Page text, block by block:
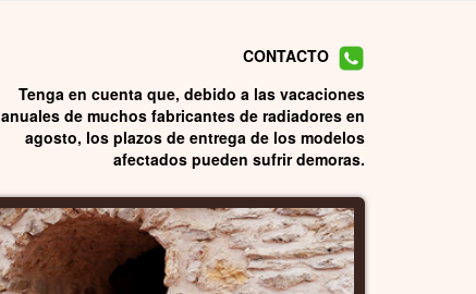
CONTACTO
Tenga en cuenta que, debido a las vacaciones
anuales de muchos fabricantes de radiadores en
agosto, los plazos de entrega de los modelos
afectados pueden sufrir demoras.